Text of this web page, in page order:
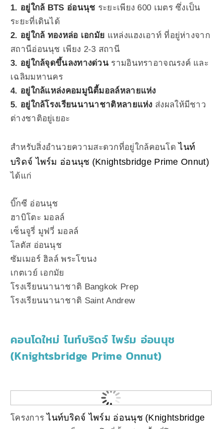
1. อยู่ใกล้ BTS อ่อนนุช ระยะเพียง 600 เมตร ซึ่งเป็น
ระยะที่เดินได้
2. อยู่ใกล้ ทองหล่อ เอกมัย แหล่งแฮงเอาท์ ที่อยู่ห่างจาก
สถานีอ่อนนุช เพียง 2-3 สถานี
3. อยู่ใกล้จุดขึ้นลงทางด่วน รามอินทราอาจณรงค์ และ
เฉลิมมหานคร
4. อยู่ใกล้แหล่งคอมมูนิตี้มอลล์หลายแห่ง
5. อยู่ใกล้โรงเรียนนานาชาติหลายแห่ง ส่งผลให้มีชาว
ต่างชาติอยู่เยอะ
สำหรับสิ่งอำนวยความสะดวกที่อยู่ใกล้คอนโดไนท์
บริดจ์ ไพร์ม อ่อนนุช (Knightsbridge Prime Onnut)
ได้แก่
บิ๊กซี อ่อนนุช
ฮาบิโตะ มอลล์
เซ็นจูรี่ มูฟวี่ มอลล์
โลตัส อ่อนนุช
ซัมเมอร์ ฮิลล์ พระโขนง
เกตเวย์ เอกมัย
โรงเรียนนานาชาติ Bangkok Prep
โรงเรียนนานาชาติ Saint Andrew
คอนโดใหม่ ไนท์บริดจ์ ไพร์ม อ่อนนุช
(Knightsbridge Prime Onnut)
โครงการไนท์บริดจ์ ไพร์ม อ่อนนุช (Knightsbridge